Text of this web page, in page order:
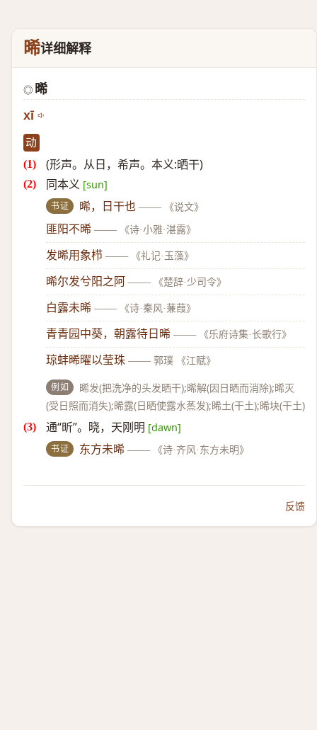
晞详细解释
◎ 晞
xī
动
(形声。从日，希声。本义:晒干)
同本义 [sun]
书证 晞，日干也 —— 《说文》
匪阳不晞 —— 《诗·小雅·湛露》
发晞用象栉 —— 《礼记·玉藻》
晞尔发兮阳之阿 —— 《楚辞·少司令》
白露未晞 —— 《诗·秦风·蒹葭》
青青园中葵，朝露待日晞 —— 《乐府诗集·长歌行》
琼蚌晞曜以莹珠 —— 郭璞 《江赋》
例如
晞发(把洗净的头发晒干);晞解(因日晒而消除);晞灭
(受日照而消失);晞露(日晒使露水蒸发);晞土(干土);晞块(干土)
通“昕”。晓，天刚明 [dawn]
书证 东方未晞 —— 《诗·齐风·东方未明》
反馈